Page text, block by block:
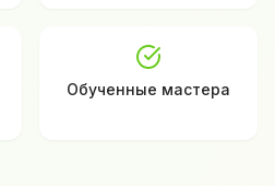
Обученные мастера